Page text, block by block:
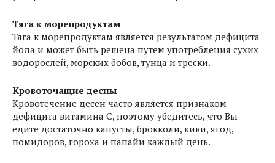
Тяга к морепродуктам
Тяга к морепродуктам является результатом дефицита
йода и может быть решена путем употребления сухих
водорослей, морских бобов, тунца и трески.
Кровоточащие десны
Кровотечение десен часто является признаком
дефицита витамина С, поэтому убедитесь, что Вы
едите достаточно капусты, брокколи, киви, ягод,
помидоров, гороха и папайи каждый день.